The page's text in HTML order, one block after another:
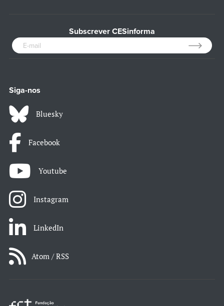
Subscrever CESinforma
Siga-nos
Bluesky
Facebook
Youtube
Instagram
LinkedIn
Atom / RSS